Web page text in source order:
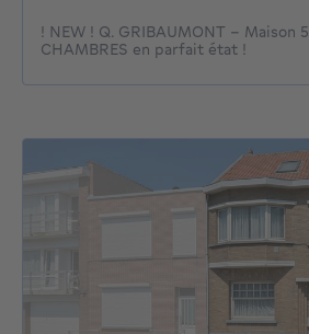
! NEW ! Q. GRIBAUMONT - Maison 5
CHAMBRES en parfait état !